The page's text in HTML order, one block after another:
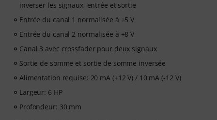
inverser les signaux, entrée et sortie
Entrée du canal 1 normalisée à +5 V
Entrée du canal 2 normalisée à +8 V
Canal 3 avec crossfader pour deux signaux
Sortie de somme et sortie de somme inversée
Alimentation requise: 20 mA (+12 V) / 10 mA (-12 V)
Largeur: 6 HP
Profondeur: 30 mm